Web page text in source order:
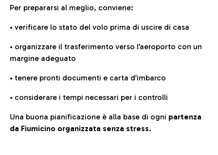
Per prepararsi al meglio, conviene:
• verificare lo stato del volo prima di uscire di casa
• organizzare il trasferimento verso l’aeroporto con un
margine adeguato
• tenere pronti documenti e carta d’imbarco
• considerare i tempi necessari per i controlli
Una buona pianificazione è alla base di ogni partenza
da Fiumicino organizzata senza stress.